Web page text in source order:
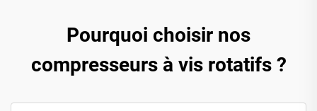
Pourquoi choisir nos
compresseurs à vis rotatifs ?